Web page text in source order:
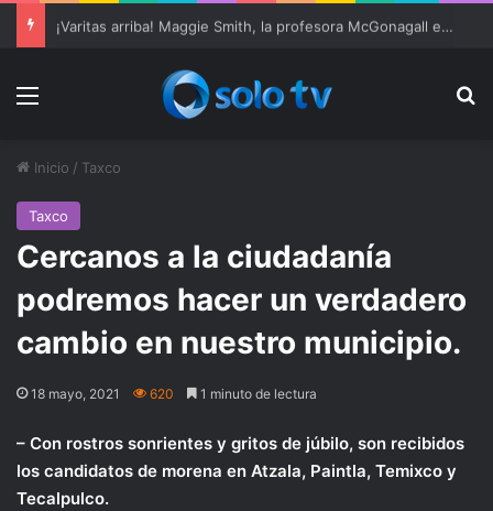
Ter Stegen operado “satisfactoriamente” de una rotura completa del tendón rotuliano
Menu
Inicio / Taxco
Taxco
Cercanos a la ciudadanía
podremos hacer un verdadero
cambio en nuestro municipio.
18 mayo, 2021 620 1 minuto de lectura
– Con rostros sonrientes y gritos de júbilo, son recibidos
los candidatos de morena en Atzala, Paintla, Temixco y
Tecalpulco.